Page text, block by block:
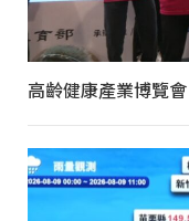
高齡健康產業博覽